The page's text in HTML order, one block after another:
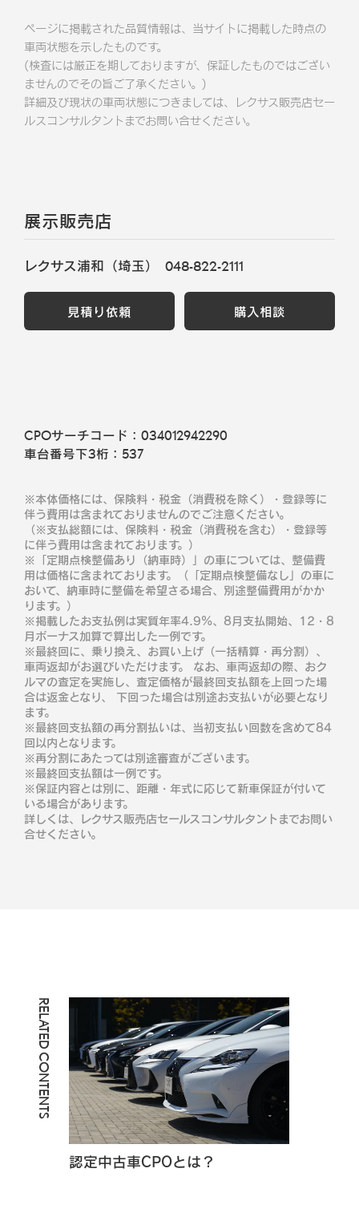
ページに掲載された品質情報は、当サイトに掲載した時点の
車両状態を示したものです。
(検査には厳正を期しておりますが、保証したものではござい
ませんのでその旨ご了承ください。)
詳細及び現状の車両状態につきましては、レクサス販売店セー
ルスコンサルタントまでお問い合せください。
展示販売店
レクサス浦和（埼玉） 048-822-2111
見積り依頼 購入相談
CPOサーチコード： 034012942290
車台番号下3桁： 537
※本体価格には、保険料・税金（消費税を除く）・登録等に
伴う費用は含まれておりませんのでご注意ください。
（※支払総額には、保険料・税金（消費税を含む）・登録等
に伴う費用は含まれております。）
※「定期点検整備あり（納車時）」の車については、整備費
用は価格に含まれております。（「定期点検整備なし」の車に
おいて、納車時に整備を希望さる場合、別途整備費用がかか
ります。）
※掲載したお支払例は実質年率4.9％、8月支払開始、12・8
月ボーナス加算で算出した一例です。
※最終回に、乗り換え、お買い上げ（一括精算・再分割）、
車両返却がお選びいただけます。 なお、車両返却の際、おク
ルマの査定を実施し、査定価格が最終回支払額を上回った場
合は返金となり、 下回った場合は別途お支払いが必要となり
ます。
※最終回支払額の再分割払いは、当初支払い回数を含めて84
回以内となります。
※再分割にあたっては別途審査がございます。
※最終回支払額は一例です。
※保証内容とは別に、距離・年式に応じて新車保証が付いて
いる場合があります。
詳しくは、レクサス販売店セールスコンサルタントまでお問い
合せください。
RELATED CONTENTS
認定中古車CPOとは？